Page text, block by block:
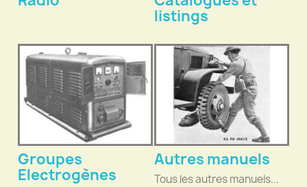
listings
Groupes
Electrogènes
Autres manuels
Tous les autres manuels...